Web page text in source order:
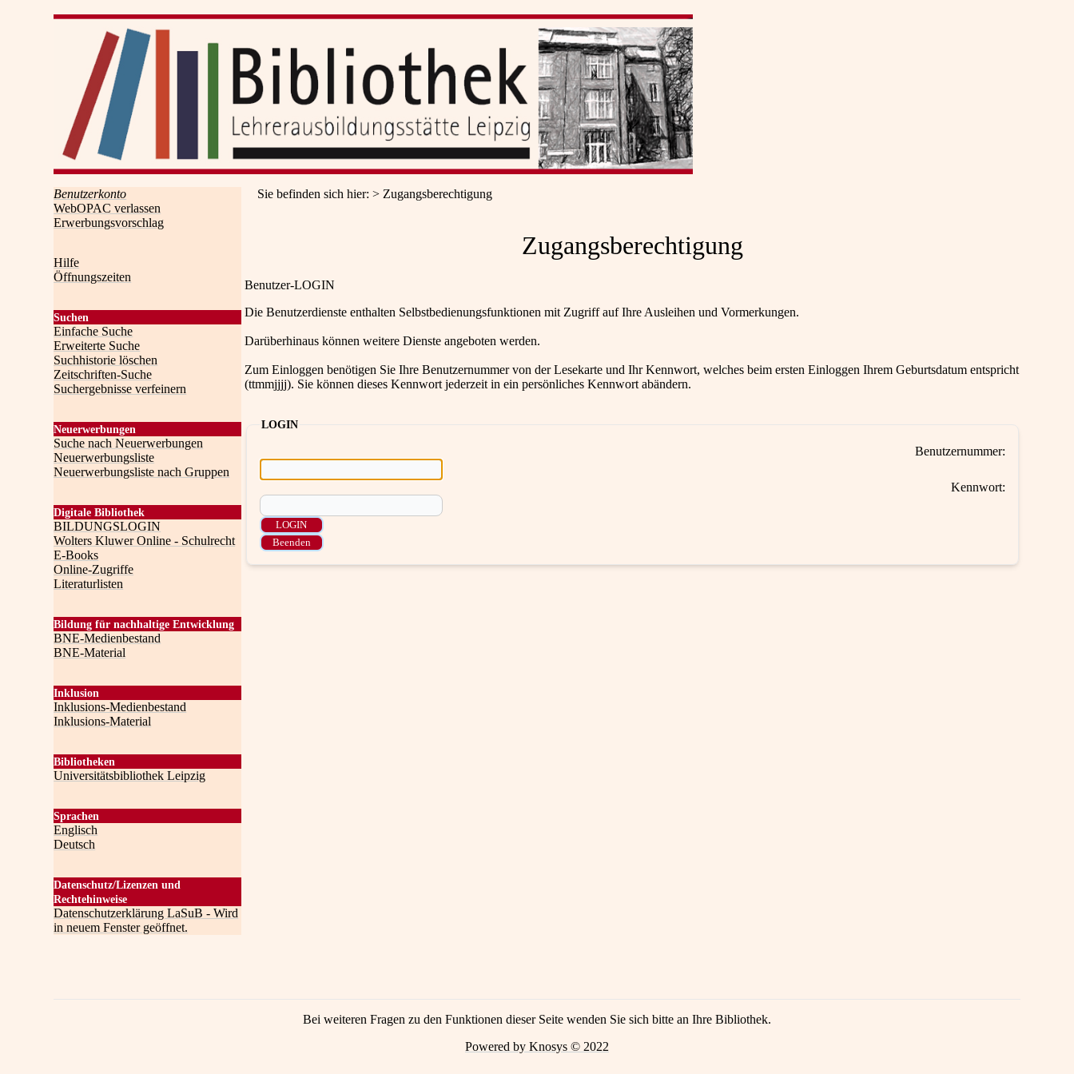
Benutzerkonto
WebOPAC verlassen
Erwerbungsvorschlag
Hilfe
Öffnungszeiten
Suchen
Einfache Suche
Erweiterte Suche
Suchhistorie löschen
Zeitschriften-Suche
Suchergebnisse verfeinern
Neuerwerbungen
Suche nach Neuerwerbungen
Neuerwerbungsliste
Neuerwerbungsliste nach Gruppen
Digitale Bibliothek
BILDUNGSLOGIN
Wolters Kluwer Online - Schulrecht
E-Books
Online-Zugriffe
Literaturlisten
Bildung für nachhaltige Entwicklung
BNE-Medienbestand
BNE-Material
Inklusion
Inklusions-Medienbestand
Inklusions-Material
Bibliotheken
Universitätsbibliothek Leipzig
Sprachen
Englisch
Deutsch
Datenschutz/Lizenzen und
Rechtehinweise
Datenschutzerklärung LaSuB - Wird
in neuem Fenster geöffnet.
Sie befinden sich hier: Zugangsberechtigung
Zugangsberechtigung
Benutzer-LOGIN
Die Benutzerdienste enthalten Selbstbedienungsfunktionen mit Zugriff auf Ihre Ausleihen und Vormerkungen.
Darüberhinaus können weitere Dienste angeboten werden.
Zum Einloggen benötigen Sie Ihre Benutzernummer von der Lesekarte und Ihr Kennwort, welches beim ersten Einloggen Ihrem Geburtsdatum entspricht
(ttmmjjjj). Sie können dieses Kennwort jederzeit in ein persönliches Kennwort abändern.
LOGIN
Benutzernummer:
Kennwort:
Bei weiteren Fragen zu den Funktionen dieser Seite wenden Sie sich bitte an Ihre Bibliothek.
Powered by Knosys © 2022